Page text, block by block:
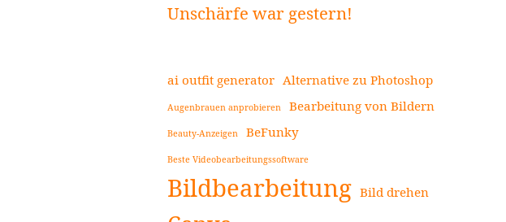
Unschärfe war gestern!
ai outfit generator Alternative zu Photoshop
Augenbrauen anprobieren Bearbeitung von Bildern
Beauty-Anzeigen BeFunky
Beste Videobearbeitungssoftware
Bildbearbeitung Bild drehen